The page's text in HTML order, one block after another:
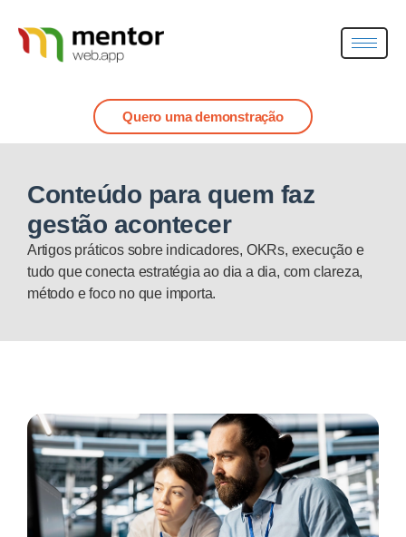
Quero uma demonstração
Conteúdo para quem faz
gestão acontecer
Artigos práticos sobre indicadores, OKRs, execução e
tudo que conecta estratégia ao dia a dia, com clareza,
método e foco no que importa.